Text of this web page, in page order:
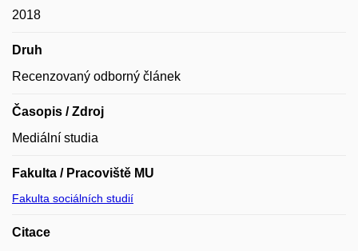
2018
Druh
Recenzovaný odborný článek
Časopis / Zdroj
Mediální studia
Fakulta / Pracoviště MU
Fakulta sociálních studií
Citace